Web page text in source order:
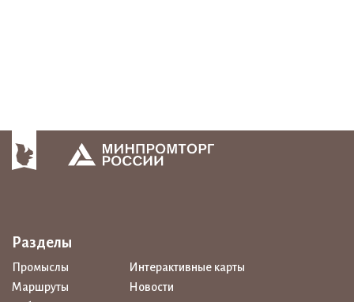
Разделы
Промыслы
Интерактивные карты
Маршруты
Новости